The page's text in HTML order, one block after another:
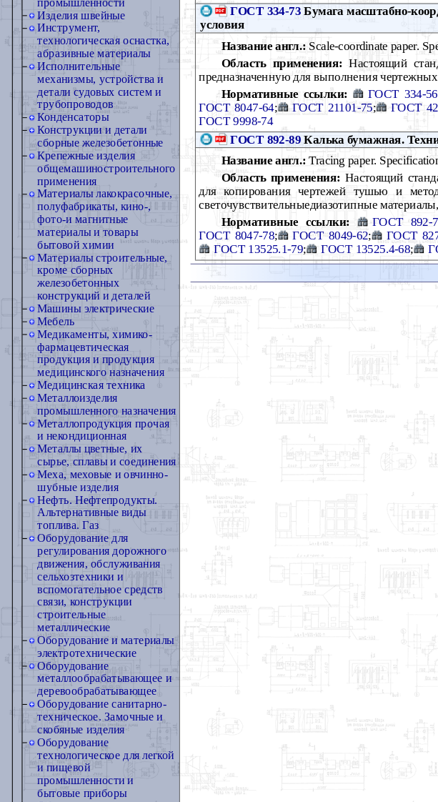
промышленности
Изделия швейные
Инструмент,
технологическая оснастка,
абразивные материалы
Исполнительные
механизмы, устройства и
детали судовых систем и
трубопроводов
Конденсаторы
Конструкции и детали
сборные железобетонные
Крепежные изделия
общемашиностроительного
применения
Материалы лакокрасочные,
полуфабрикаты, кино-,
фото-и магнитные
материалы и товары
бытовой химии
Материалы строительные,
кроме сборных
железобетонных
конструкций и деталей
Машины электрические
Мебель
Медикаменты, химико-
фармацевтическая
продукция и продукция
медицинского назначения
Медицинская техника
Металлоизделия
промышленного назначения
Металлопродукция прочая
и некондиционная
Металлы цветные, их
сырье, сплавы и соединения
Меха, меховые и овчинно-
шубные изделия
Нефть. Нефтепродукты.
Альтернативные виды
топлива. Газ
Оборудование для
регулирования дорожного
движения, обслуживания
сельхозтехники и
вспомогательное средств
связи, конструкции
строительные
металлические
Оборудование и материалы
электротехнические
Оборудование
металлообрабатывающее и
деревообрабатывающее
Оборудование санитарно-
техническое. Замочные и
скобяные изделия
Оборудование
технологическое для легкой
и пищевой
промышленности и
бытовые приборы
ГОСТ 334-73Бумага масштабно-
условия
Название англ.: Scale-coordinate paper.
Область применения: Настоящий
предназначенную для выполнения
Нормативные ссылки:
ГОСТ 334-56
ГОСТ 8047-64; ГОСТ 21101-75; ГОСТ
ГОСТ 9998-74
ГОСТ 892-89Калька бумажная.
Название англ.: Tracing paper.
Область применения: Настоящий
для копирования чертежей тушью и
светочувствительныедиазотипные
Нормативные ссылки: ГОСТ 892-
ГОСТ 8047-78; ГОСТ 8049-62; ГОСТ
ГОСТ 13525.1-79; ГОСТ 13525.4-68;